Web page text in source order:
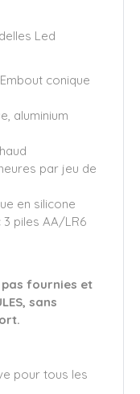
Led
conique
aluminium
par jeu de
en silicone
piles AA/LR6
pas fournies et
sans
pour tous les